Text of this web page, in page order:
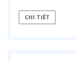
CHI TIẾT